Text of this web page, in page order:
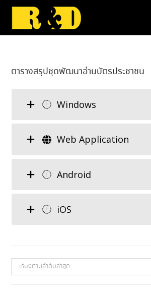
Skip
content
ตารางสรุปชุดพัฒนาอ่านบัตรประชาชน
Windows
Web Application
Android
iOS
เรียงตามลำดับล่าสุด